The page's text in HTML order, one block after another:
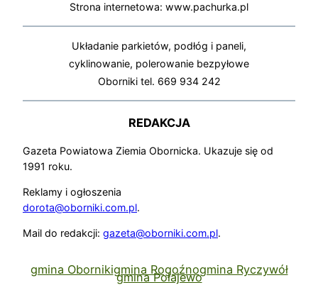
Strona internetowa: www.pachurka.pl
Układanie parkietów, podłóg i paneli,
cyklinowanie, polerowanie bezpyłowe
Oborniki tel. 669 934 242
REDAKCJA
Gazeta Powiatowa Ziemia Obornicka. Ukazuje się od
1991 roku.
Reklamy i ogłoszenia
dorota@oborniki.com.pl.
Mail do redakcji: gazeta@oborniki.com.pl.
gmina Obornikigmina Rogoźnogmina Ryczywół
gmina Połajewo